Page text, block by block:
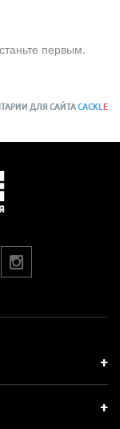
первым.
ДЛЯ САЙТАCACKLE